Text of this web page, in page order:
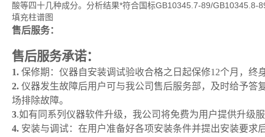
酸等四十几种成分。分析结果*符合国标GB10345.7-89/GB10345.8-
填充柱谱图
售后服务：
售后服务承诺：
1. 保修期：仪器自安装调试验收合格之日起保修12个月，终
2. 仪器发生故障后用户可与我公司售后服务部，及时给予答
场排除故障。
3.如有同系列仪器软件升级，我公司将免费为用户提供升级
4. 安装与调试：在用户准备好各项安装条件并提出安装要